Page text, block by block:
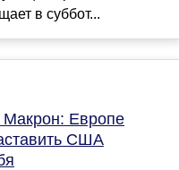
в суббот...
Европе
США